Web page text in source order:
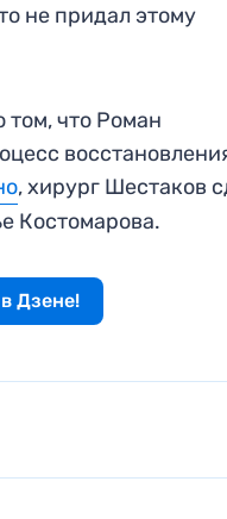
не придал этому
что Роман
, хирург Шестаков
Костомарова.
Дзене!